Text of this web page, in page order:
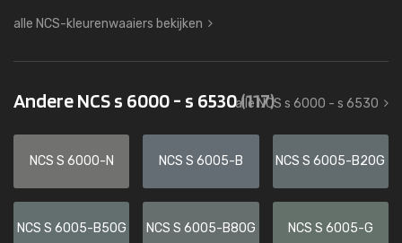
alle NCS-kleurenwaaiers bekijken
Andere NCS s 6000 - s 6530(117)
alle NCS s 6000 - s 6530
NCS S 6000-N NCS S 6005-B NCS S 6005-B20G
NCS S 6005-B50G NCS S 6005-B80G NCS S 6005-G